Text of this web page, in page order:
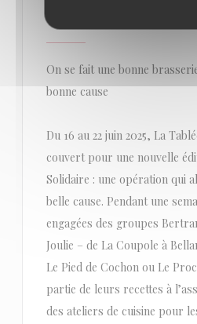
17/06/2025
On se fait une bonne
bonne cause
Du 16 au 22 juin 2025, La
couvert pour une nouvelle
Solidaire : une opération qui
belle cause. Pendant une
engagées des groupes
Joulie – de La Coupole à
Le Pied de Cochon ou Le
partie de leurs recettes à
des ateliers de cuisine pour